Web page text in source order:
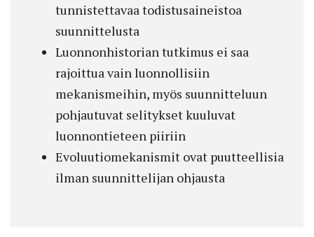
tunnistettavaa todistusaineistoa
suunnittelusta
Luonnonhistorian tutkimus ei saa
rajoittua vain luonnollisiin
mekanismeihin, myös suunnitteluun
pohjautuvat selitykset kuuluvat
luonnontieteen piiriin
Evoluutiomekanismit ovat puutteellisia
ilman suunnittelijan ohjausta